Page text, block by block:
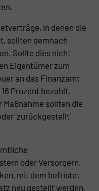
in denen die
sollten demnach
Sollte dies nicht
Eigentümer zum
an das Finanzamt
Prozent bezahlt.
sollten die
´zurückgestellt´
oder Versorgern,
mit dem befristet
neu gestellt werden.